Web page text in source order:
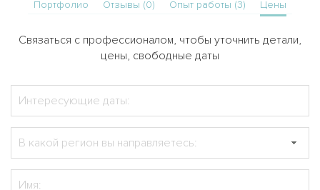
Портфолио Отзывы (0) Опыт работы (3) Цены
Связаться с профессионалом, чтобы уточнить детали,
цены, свободные даты